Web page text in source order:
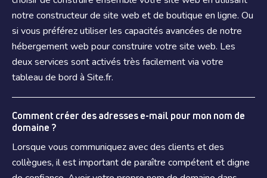
notre constructeur de site web et de boutique en ligne. Ou
si vous préférez utiliser les capacités avancées de notre
hébergement web pour construire votre site web. Les
deux services sont activés très facilement via votre
tableau de bord à Site.fr.
Comment créer des adresses e-mail pour mon nom de
domaine ?
Lorsque vous communiquez avec des clients et des
collègues, il est important de paraître compétent et digne